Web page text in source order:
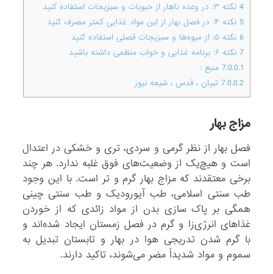
4 نکته ۳: در وعده ناهار از حبوبات و سبزیجات استفاده کنید
5 نکته ۴: در فصل بهار از این مواد غذایی کمتر مصرف کنید
6 نکته ۵: از میوه‌ها و سبزیجات فصلی استفاده کنید
7 نکته ۶: برنامه غذایی و خواب منظمی داشته باشید
7.0.0.1 منبع :
7.0.0.2 تبیان ، قدس ، شیعه نیوز
مزاج بهار
فصل بهار از نظر گرمی و سردی، تری و خشکی در اعتدال
است و هیچ‌یک از وضعیت‌های فوق غلبه ندارد. هر چند
برخی معتقدند که مزاج بهار گرم و تر است. با این وجود
طب سنتی اسلامی، طب آیورودیک و طب سنتی چینی
همگی بر پاک سازی بدن از مواد زائدی که از خوردن
غذاهای انرژی‌زا و گرم در فصل زمستان ایجاد شده‌اند و
با گرم شدن تدریجی هوا در بهار و تابستان تبدیل به
سموم و مواد شدیداً مضر می‌شوند، تاکید دارند.